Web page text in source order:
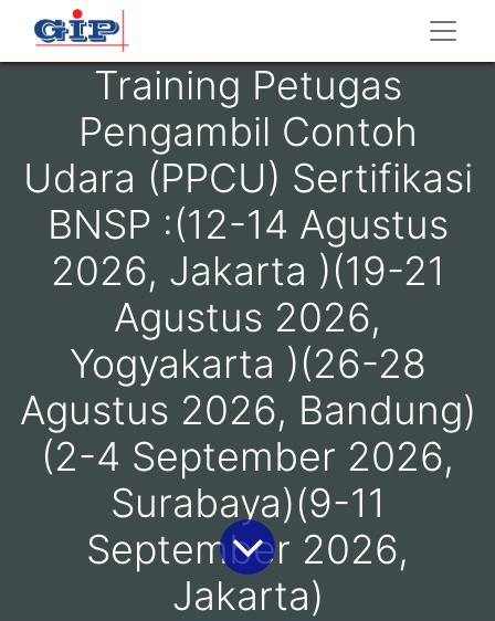
Training Petugas
Pengambil Contoh
Udara (PPCU) Sertifikasi
BNSP :(12-14 Agustus
2026, Jakarta )(19-21
Agustus 2026,
Yogyakarta )(26-28
Agustus 2026, Bandung)
(2-4 September 2026,
Surabaya)(9-11
September 2026,
Jakarta)